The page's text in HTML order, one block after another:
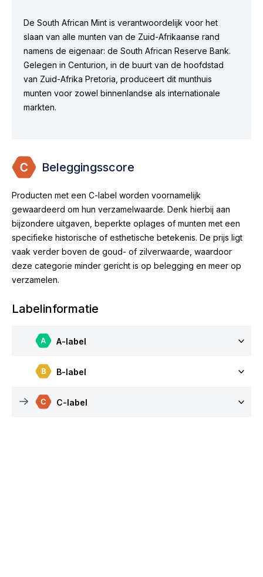
De South African Mint is verantwoordelijk voor het
slaan van alle munten van de Zuid-Afrikaanse rand
namens de eigenaar: de South African Reserve Bank.
Gelegen in Centurion, in de buurt van de hoofdstad
van Zuid-Afrika Pretoria, produceert dit munthuis
munten voor zowel binnenlandse als internationale
markten.
Beleggingsscore
Producten met een C-label worden voornamelijk
gewaardeerd om hun verzamelwaarde. Denk hierbij aan
bijzondere uitgaven, beperkte oplages of munten met een
specifieke historische of esthetische betekenis. De prijs ligt
vaak verder boven de goud- of zilverwaarde, waardoor
deze categorie minder gericht is op belegging en meer op
verzamelen.
Labelinformatie
A-label
B-label
C-label